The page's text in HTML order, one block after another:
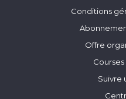
Conditions
Offre
Suivre